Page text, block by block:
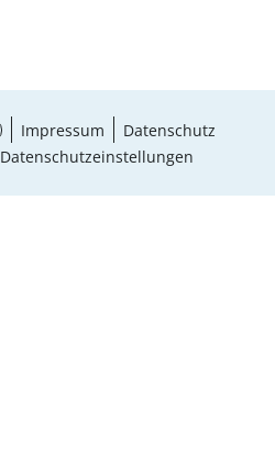
Impressum
Datenschutz
Datenschutzeinstellungen